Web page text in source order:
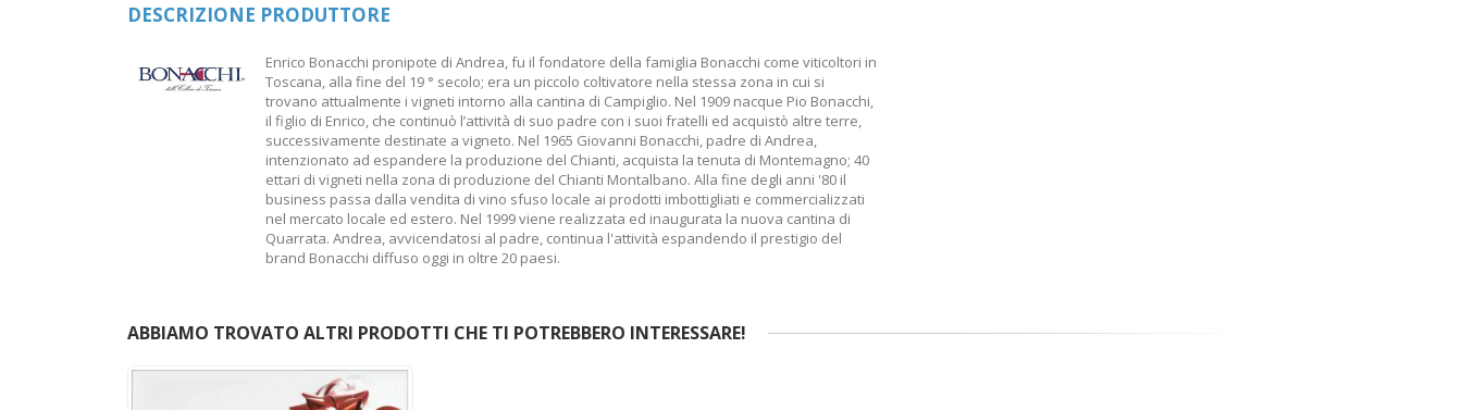
DESCRIZIONE PRODUTTORE
Enrico Bonacchi pronipote di Andrea, fu il fondatore della famiglia Bonacchi come viticoltori in
Toscana, alla fine del 19 ° secolo; era un piccolo coltivatore nella stessa zona in cui si
trovano attualmente i vigneti intorno alla cantina di Campiglio. Nel 1909 nacque Pio Bonacchi,
il figlio di Enrico, che continuò l’attività di suo padre con i suoi fratelli ed acquistò altre terre,
successivamente destinate a vigneto. Nel 1965 Giovanni Bonacchi, padre di Andrea,
intenzionato ad espandere la produzione del Chianti, acquista la tenuta di Montemagno; 40
ettari di vigneti nella zona di produzione del Chianti Montalbano. Alla fine degli anni '80 il
business passa dalla vendita di vino sfuso locale ai prodotti imbottigliati e commercializzati
nel mercato locale ed estero. Nel 1999 viene realizzata ed inaugurata la nuova cantina di
Quarrata. Andrea, avvicendatosi al padre, continua l'attività espandendo il prestigio del
brand Bonacchi diffuso oggi in oltre 20 paesi.
ABBIAMO TROVATO ALTRI PRODOTTI CHE TI POTREBBERO INTERESSARE!